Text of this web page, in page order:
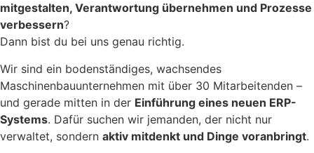
mitgestalten, Verantwortung übernehmen und Prozesse
verbessern?
Dann bist du bei uns genau richtig.
Wir sind ein bodenständiges, wachsendes
Maschinenbauunternehmen mit über 30 Mitarbeitenden –
und gerade mitten in der Einführung eines neuen ERP-
Systems. Dafür suchen wir jemanden, der nicht nur
verwaltet, sondern aktiv mitdenkt und Dinge voranbringt.